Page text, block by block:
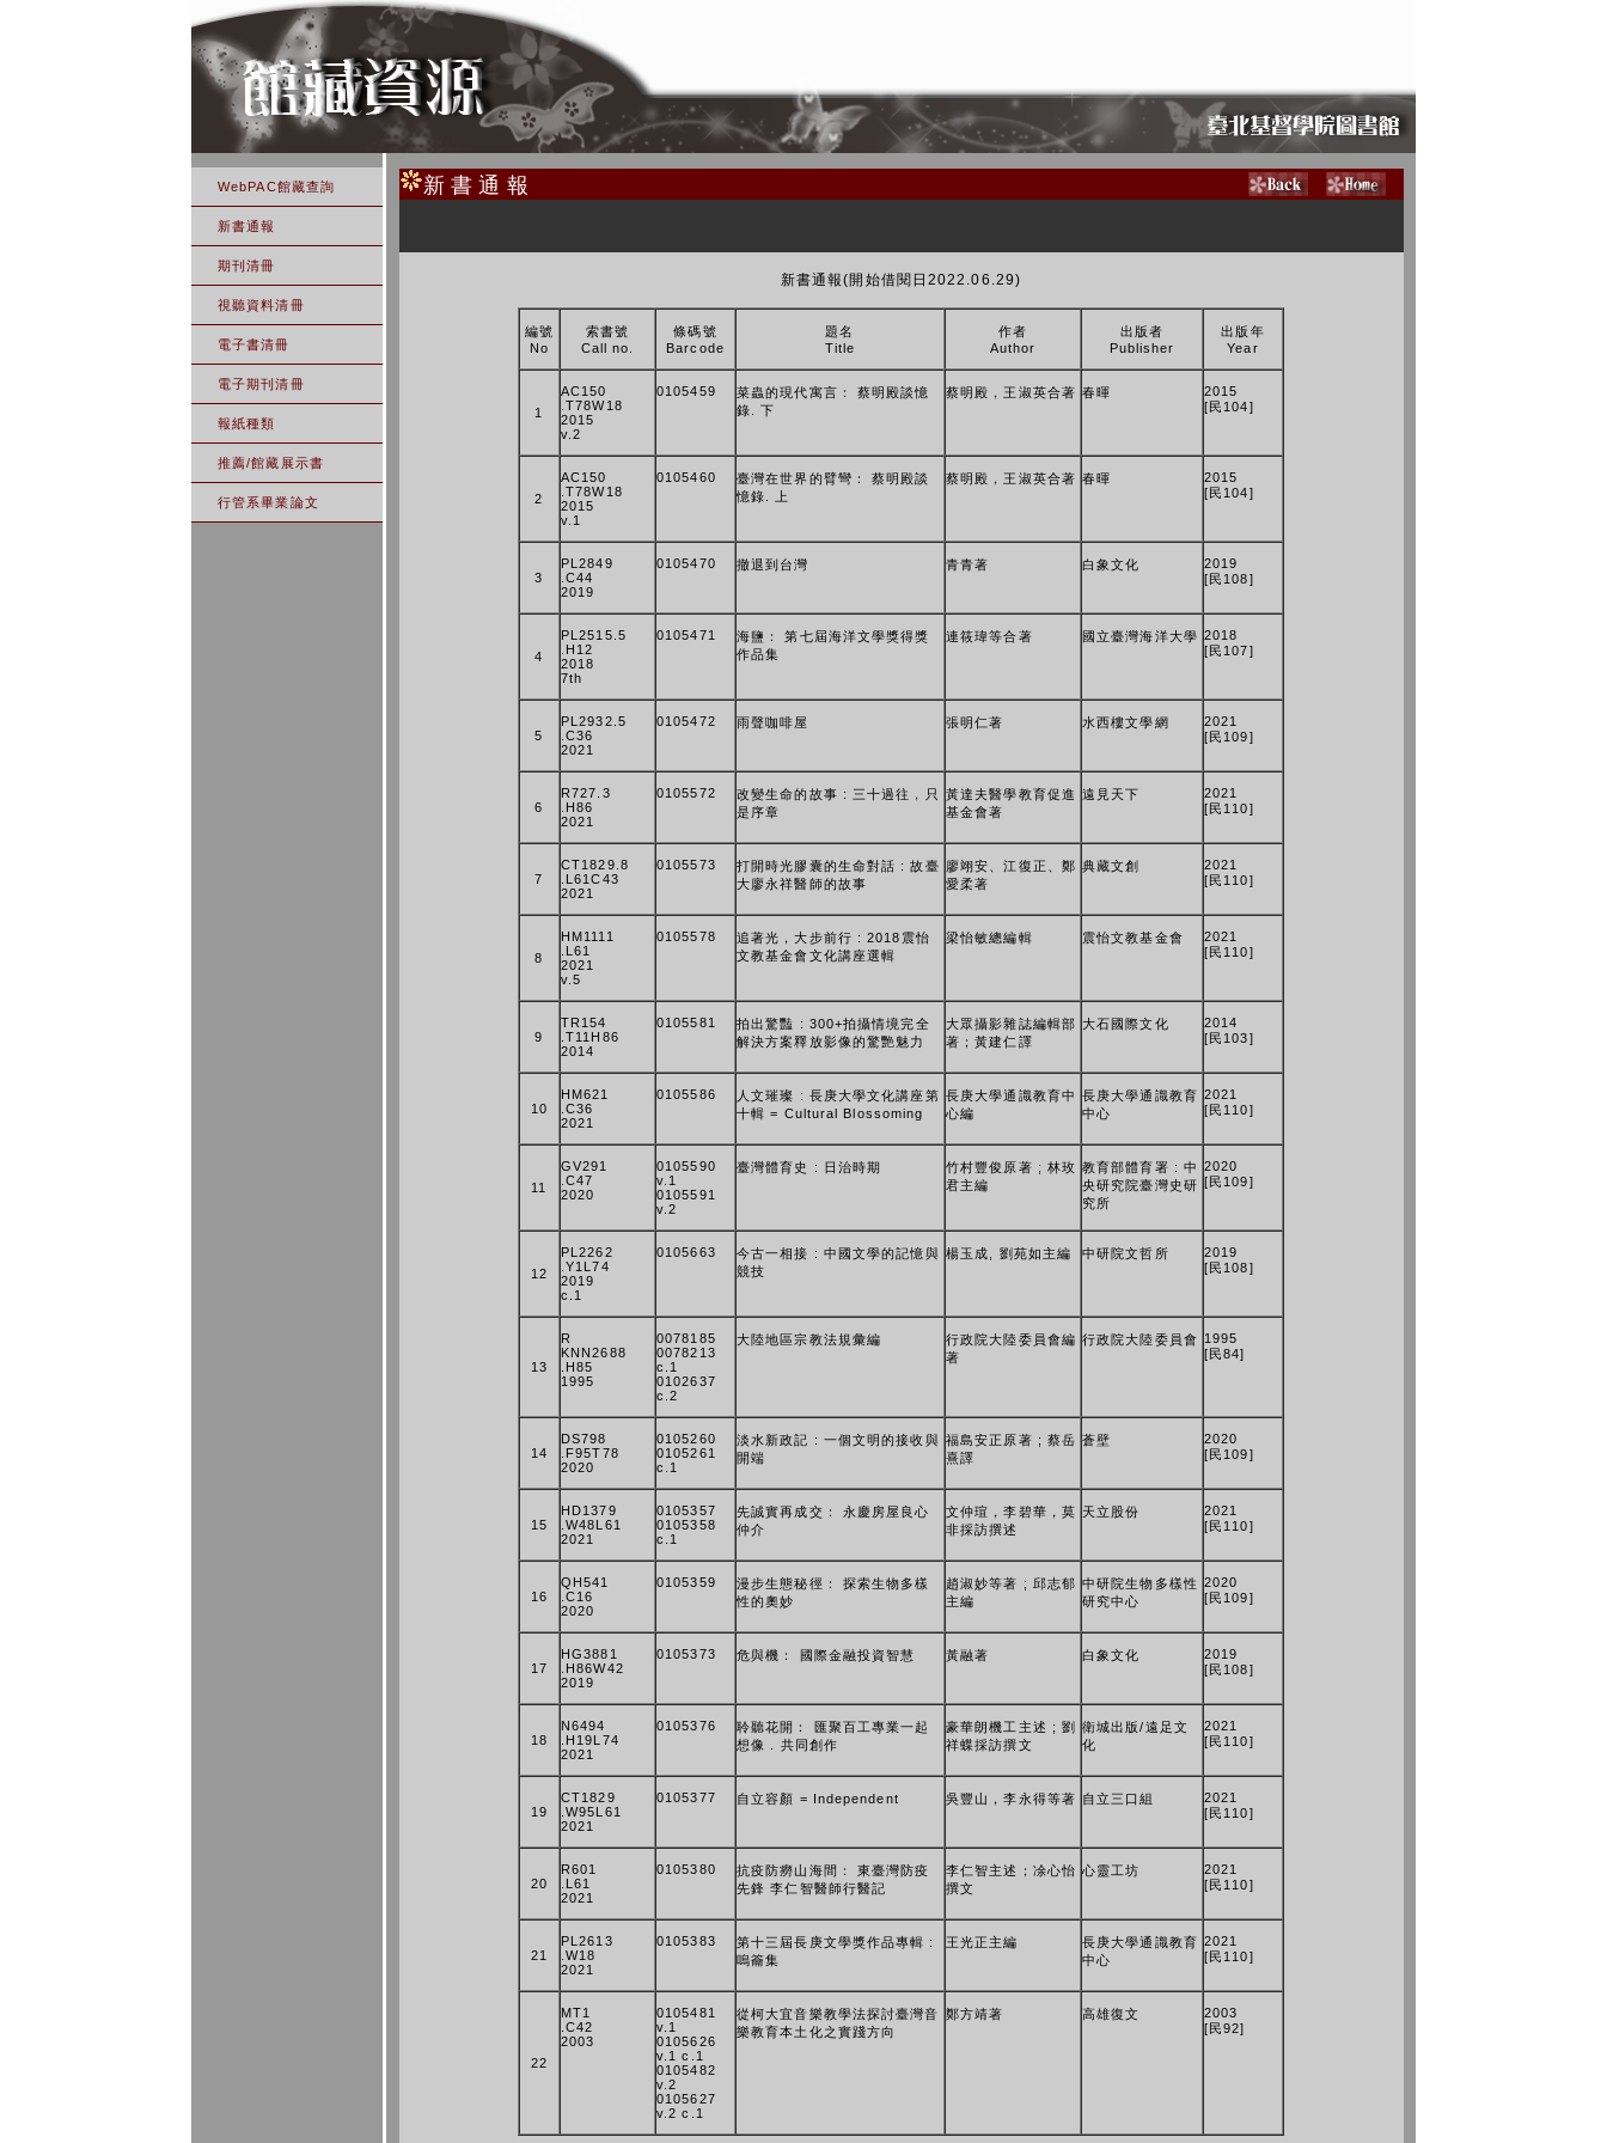
WebPAC館藏查詢
新書通報
期刊清冊
視聽資料清冊
電子書清冊
電子期刊清冊
報紙種類
推薦/館藏展示書
行管系畢業論文
新書通報
新書通報(開始借閱日2022.06.29)
編號
No
索書號
Call no.
條碼號
Barcode
題名
Title
作者
Author
出版者
Publisher
出版年
Year
1
AC150
.T78W18
2015
v.2
0105459
菜蟲的現代寓言： 蔡明殿談憶
錄. 下
蔡明殿，王淑英合著 春暉
2015
[民104]
2
AC150
.T78W18
2015
v.1
0105460
臺灣在世界的臂彎： 蔡明殿談
憶錄. 上
蔡明殿，王淑英合著 春暉
2015
[民104]
3
PL2849
.C44
2019
0105470 撤退到台灣 青青著 白象文化
2019
[民108]
4
PL2515.5
.H12
2018
7th
0105471
海鹽： 第七屆海洋文學獎得獎
作品集
連筱瑋等合著 國立臺灣海洋大學 2018
[民107]
5
PL2932.5
.C36
2021
0105472 雨聲咖啡屋 張明仁著 水西樓文學網
2021
[民109]
6
R727.3
.H86
2021
0105572
改變生命的故事 : 三十過往，只
是序章
黃達夫醫學教育促進
基金會著
遠見天下
2021
[民110]
7
CT1829.8
.L61C43
2021
0105573
打開時光膠囊的生命對話 : 故臺
大廖永祥醫師的故事
廖翊安、江復正、鄭
愛柔著
典藏文創
2021
[民110]
8
HM1111
.L61
2021
v.5
0105578
追著光，大步前行 : 2018震怡
文教基金會文化講座選輯
梁怡敏總編輯 震怡文教基金會
2021
[民110]
9
TR154
.T11H86
2014
0105581
拍出驚豔 : 300+拍攝情境完全
解決方案釋放影像的驚艷魅力
大眾攝影雜誌編輯部
著；黃建仁譯
大石國際文化
2014
[民103]
10
HM621
.C36
2021
0105586
人文璀璨 : 長庚大學文化講座第
十輯 = Cultural Blossoming
長庚大學通識教育中
心編
長庚大學通識教育
中心
2021
[民110]
11
GV291
.C47
2020
0105590
v.1
0105591
v.2
臺灣體育史 : 日治時期
竹村豐俊原著 ; 林玫
君主編
教育部體育署 : 中
央研究院臺灣史研
究所
2020
[民109]
12
PL2262
.Y1L74
2019
c.1
0105663
今古一相接 : 中國文學的記憶與
競技
楊玉成, 劉苑如主編 中研院文哲所
2019
[民108]
13
R
KNN2688
.H85
1995
0078185
0078213
c.1
0102637
c.2
大陸地區宗教法規彙編
行政院大陸委員會編
著
行政院大陸委員會 1995
[民84]
14
DS798
.F95T78
2020
0105260
0105261
c.1
淡水新政記 : 一個文明的接收與
開端
福島安正原著 ; 蔡岳
熹譯
蒼壁
2020
[民109]
15
HD1379
.W48L61
2021
0105357
0105358
c.1
先誠實再成交： 永慶房屋良心
仲介
文仲瑄，李碧華，莫
非採訪撰述
天立股份
2021
[民110]
16
QH541
.C16
2020
0105359
漫步生態秘徑： 探索生物多樣
性的奧妙
趙淑妙等著 ; 邱志郁
主編
中研院生物多樣性
研究中心
2020
[民109]
17
HG3881
.H86W42
2019
0105373 危與機： 國際金融投資智慧 黃融著 白象文化
2019
[民108]
18
N6494
.H19L74
2021
0105376
聆聽花開： 匯聚百工專業一起
想像 . 共同創作
豪華朗機工主述 ; 劉
祥蝶採訪撰文
衛城出版/遠足文
化
2021
[民110]
19
CT1829
.W95L61
2021
0105377 自立容顏 = Independent 吳豐山，李永得等著 自立三口組
2021
[民110]
20
R601
.L61
2021
0105380
抗疫防癆山海間： 東臺灣防疫
先鋒 李仁智醫師行醫記
李仁智主述；凃心怡
撰文
心靈工坊
2021
[民110]
21
PL2613
.W18
2021
0105383
第十三屆長庚文學獎作品專輯 :
嗚籥集
王光正主編
長庚大學通識教育
中心
2021
[民110]
22
MT1
.C42
2003
0105481
v.1
0105626
v.1 c.1
0105482
v.2
0105627
v.2 c.1
從柯大宜音樂教學法探討臺灣音
樂教育本土化之實踐方向
鄭方靖著 高雄復文
2003
[民92]